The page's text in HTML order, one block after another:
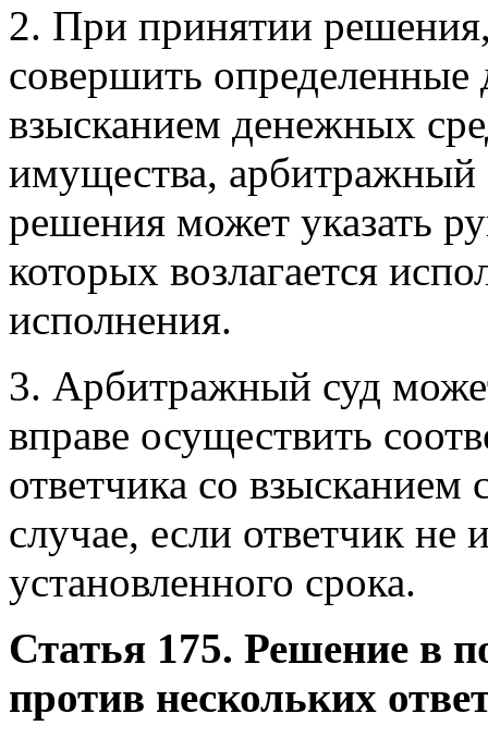
2. При принятии
совершить определенные
взысканием денежных
имущества, арбитражный
решения может указать
которых возлагается
исполнения.
3. Арбитражный суд
вправе осуществить
ответчика со
случае, если ответчик не
установленного срока.
Статья 175. Решение в
против нескольких